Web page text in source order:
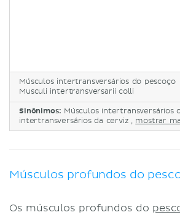
Músculos intertransversários do pescoço
Musculi intertransversarii colli
Sinônimos: Músculos intertransversários
intertransversários da cerviz , mostrar
Músculos profundos do
Os músculos profundos do